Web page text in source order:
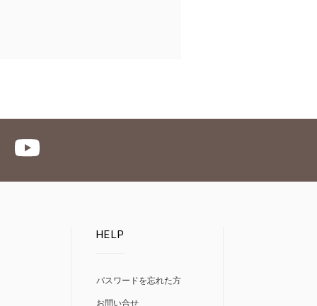
HELP
パスワードを忘れた方
お問い合せ